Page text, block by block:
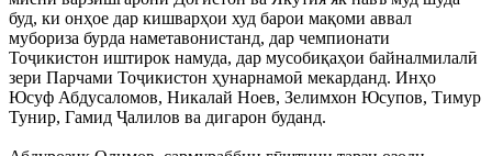
буд, ки онҳое дар кишварҳои худ барои мақоми аввал
мубориза бурда наметавонистанд, дар чемпионати
Тоҷикистон иштирок намуда, дар мусобиқаҳои байналмилалӣ
зери Парчами Тоҷикистон ҳунарнамоӣ мекарданд. Инҳо
Юсуф Абдусаломов, Никалай Ноев, Зелимхон Юсупов, Тимур
Тунир, Гамид Ҷалилов ва дигарон буданд.